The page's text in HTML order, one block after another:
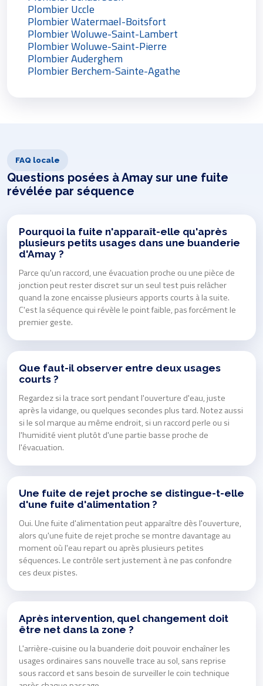
Plombier Uccle
Plombier Watermael-Boitsfort
Plombier Woluwe-Saint-Lambert
Plombier Woluwe-Saint-Pierre
Plombier Auderghem
Plombier Berchem-Sainte-Agathe
FAQ locale
Questions posées à Amay sur une fuite
révélée par séquence
Pourquoi la fuite n'apparaît-elle qu'après
plusieurs petits usages dans une buanderie
d'Amay ?
Parce qu'un raccord, une évacuation proche ou une pièce de
jonction peut rester discret sur un seul test puis relâcher
quand la zone encaisse plusieurs apports courts à la suite.
C'est la séquence qui révèle le point faible, pas forcément le
premier geste.
Que faut-il observer entre deux usages
courts ?
Regardez si la trace sort pendant l'ouverture d'eau, juste
après la vidange, ou quelques secondes plus tard. Notez aussi
si le sol marque au même endroit, si un raccord perle ou si
l'humidité vient plutôt d'une partie basse proche de
l'évacuation.
Une fuite de rejet proche se distingue-t-elle
d'une fuite d'alimentation ?
Oui. Une fuite d'alimentation peut apparaître dès l'ouverture,
alors qu'une fuite de rejet proche se montre davantage au
moment où l'eau repart ou après plusieurs petites
séquences. Le contrôle sert justement à ne pas confondre
ces deux pistes.
Après intervention, quel changement doit
être net dans la zone ?
L'arrière-cuisine ou la buanderie doit pouvoir enchaîner les
usages ordinaires sans nouvelle trace au sol, sans reprise
sous raccord et sans besoin de surveiller le coin technique